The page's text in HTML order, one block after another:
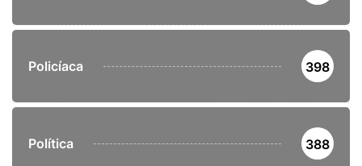
Policíaca 398
Política 388